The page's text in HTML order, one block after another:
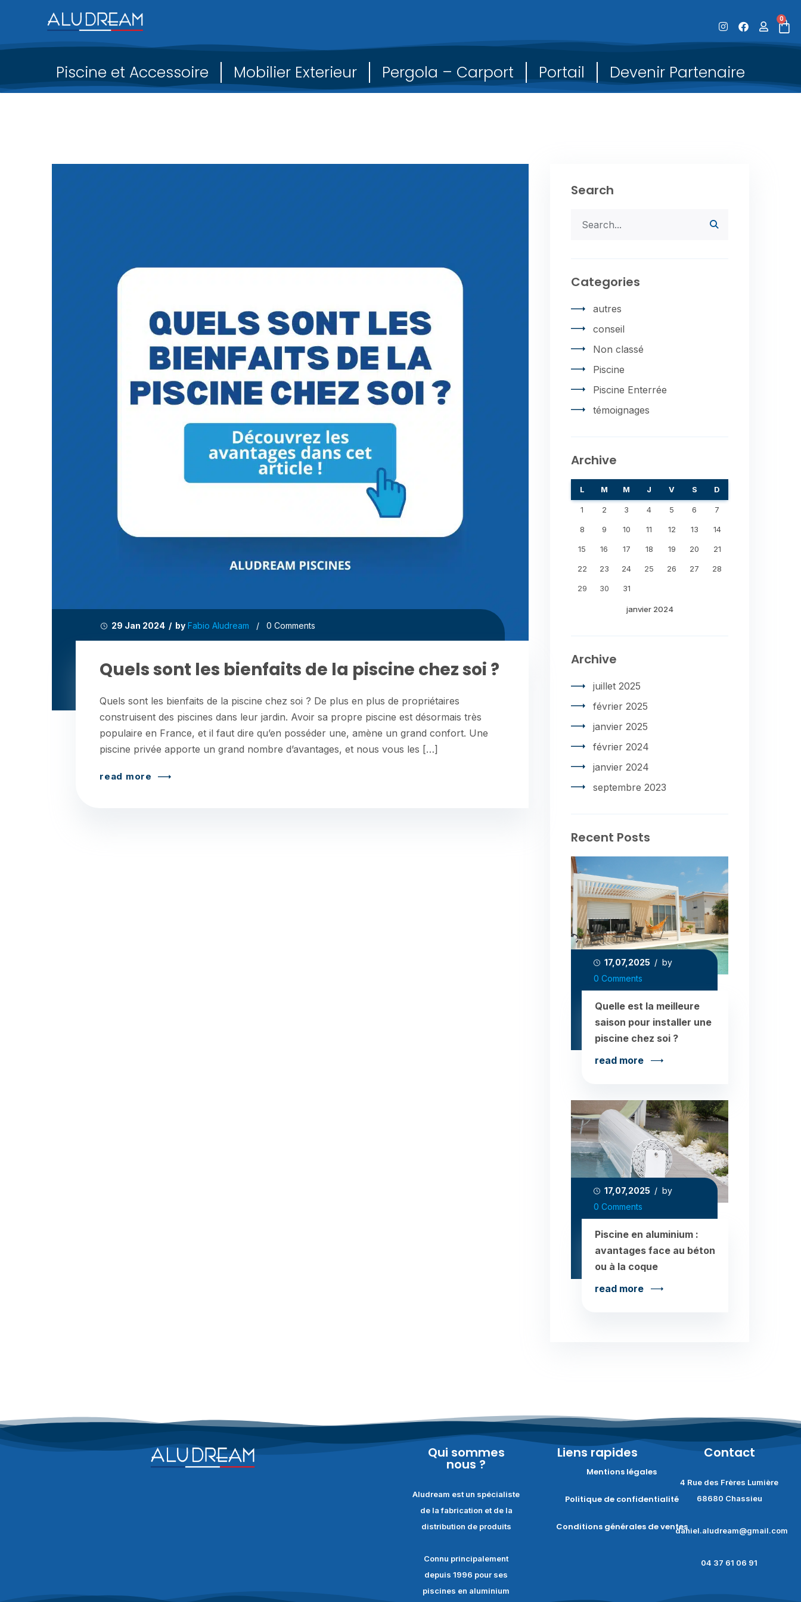
0
Piscine et Accessoire Mobilier Exterieur Pergola – Carport Portail Devenir Partenaire
29 Jan 2024 / by Fabio Aludream / 0 Comments
Quels sont les bienfaits de la piscine chez soi ?
Quels sont les bienfaits de la piscine chez soi ? De plus en plus de propriétaires
construisent des piscines dans leur jardin. Avoir sa propre piscine est désormais très
populaire en France, et il faut dire qu’en posséder une, amène un grand confort. Une
piscine privée apporte un grand nombre d’avantages, et nous vous les […]
read more
Search
Categories
autres
conseil
Non classé
Piscine
Piscine Enterrée
témoignages
Archive
janvier 2024
L M M J V S D
1 2 3 4 5 6 7
8 9 10 11 12 13 14
15 16 17 18 19 20 21
22 23 24 25 26 27 28
29 30 31
Archive
juillet 2025
février 2025
janvier 2025
février 2024
janvier 2024
septembre 2023
Recent Posts
17,07,2025 / by
0 Comments
Quelle est la meilleure
saison pour installer une
piscine chez soi ?
read more
17,07,2025 / by
0 Comments
Piscine en aluminium :
avantages face au béton
ou à la coque
read more
Qui sommes
nous ?
Aludream est un spécialiste
de la fabrication et de la
distribution de produits
Connu principalement
depuis 1996 pour ses
piscines en aluminium
Liens rapides
Mentions légales
Politique de confidentialité
Conditions générales de ventes
Contact
4 Rue des Frères Lumière
68680 Chassieu
daniel.aludream@gmail.com
04 37 61 06 91